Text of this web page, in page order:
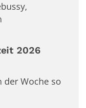
2026
der Woche so